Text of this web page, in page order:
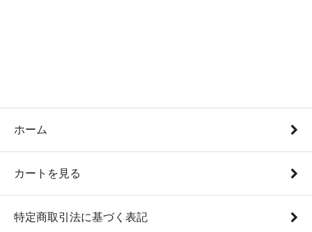
ホーム
カートを見る
特定商取引法に基づく表記